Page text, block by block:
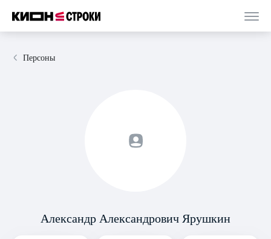
Персоны
Александр Александрович Ярушкин